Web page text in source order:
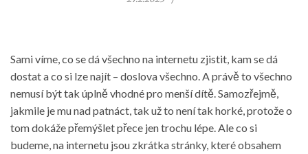
Sami víme, co se dá všechno na internetu zjistit, kam se dá
dostat a co si lze najít – doslova všechno. A právě to všechno
nemusí být tak úplně vhodné pro menší dítě. Samozřejmě,
jakmile je mu nad patnáct, tak už to není tak horké, protože o
tom dokáže přemýšlet přece jen trochu lépe. Ale co si
budeme, na internetu jsou zkrátka stránky, které obsahem